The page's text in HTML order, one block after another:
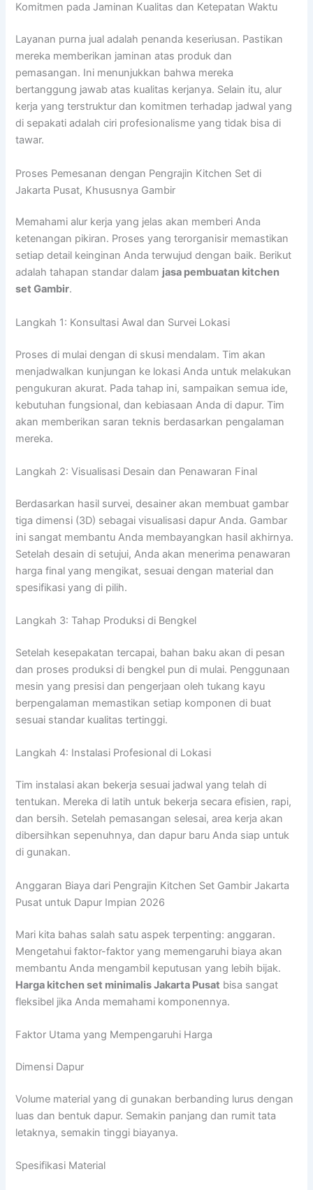
Komitmen pada Jaminan Kualitas dan Ketepatan Waktu
Layanan purna jual adalah penanda keseriusan. Pastikan
mereka memberikan jaminan atas produk dan
pemasangan. Ini menunjukkan bahwa mereka
bertanggung jawab atas kualitas kerjanya. Selain itu, alur
kerja yang terstruktur dan komitmen terhadap jadwal yang
di sepakati adalah ciri profesionalisme yang tidak bisa di
tawar.
Proses Pemesanan dengan Pengrajin Kitchen Set di
Jakarta Pusat, Khususnya Gambir
Memahami alur kerja yang jelas akan memberi Anda
ketenangan pikiran. Proses yang terorganisir memastikan
setiap detail keinginan Anda terwujud dengan baik. Berikut
adalah tahapan standar dalam jasa pembuatan kitchen
set Gambir.
Langkah 1: Konsultasi Awal dan Survei Lokasi
Proses di mulai dengan di skusi mendalam. Tim akan
menjadwalkan kunjungan ke lokasi Anda untuk melakukan
pengukuran akurat. Pada tahap ini, sampaikan semua ide,
kebutuhan fungsional, dan kebiasaan Anda di dapur. Tim
akan memberikan saran teknis berdasarkan pengalaman
mereka.
Langkah 2: Visualisasi Desain dan Penawaran Final
Berdasarkan hasil survei, desainer akan membuat gambar
tiga dimensi (3D) sebagai visualisasi dapur Anda. Gambar
ini sangat membantu Anda membayangkan hasil akhirnya.
Setelah desain di setujui, Anda akan menerima penawaran
harga final yang mengikat, sesuai dengan material dan
spesifikasi yang di pilih.
Langkah 3: Tahap Produksi di Bengkel
Setelah kesepakatan tercapai, bahan baku akan di pesan
dan proses produksi di bengkel pun di mulai. Penggunaan
mesin yang presisi dan pengerjaan oleh tukang kayu
berpengalaman memastikan setiap komponen di buat
sesuai standar kualitas tertinggi.
Langkah 4: Instalasi Profesional di Lokasi
Tim instalasi akan bekerja sesuai jadwal yang telah di
tentukan. Mereka di latih untuk bekerja secara efisien, rapi,
dan bersih. Setelah pemasangan selesai, area kerja akan
dibersihkan sepenuhnya, dan dapur baru Anda siap untuk
di gunakan.
Anggaran Biaya dari Pengrajin Kitchen Set Gambir Jakarta
Pusat untuk Dapur Impian 2026
Mari kita bahas salah satu aspek terpenting: anggaran.
Mengetahui faktor-faktor yang memengaruhi biaya akan
membantu Anda mengambil keputusan yang lebih bijak.
Harga kitchen set minimalis Jakarta Pusat bisa sangat
fleksibel jika Anda memahami komponennya.
Faktor Utama yang Mempengaruhi Harga
Dimensi Dapur
Volume material yang di gunakan berbanding lurus dengan
luas dan bentuk dapur. Semakin panjang dan rumit tata
letaknya, semakin tinggi biayanya.
Spesifikasi Material